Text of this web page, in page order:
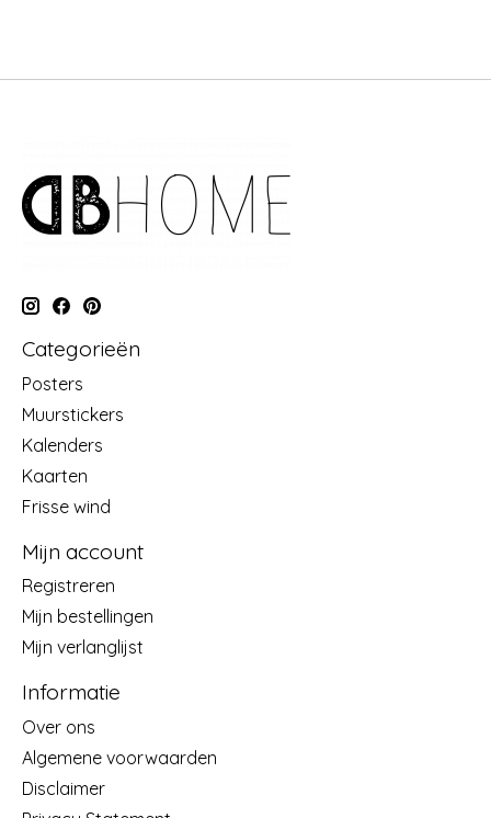
Categorieën
Posters
Muurstickers
Kalenders
Kaarten
Frisse wind
Mijn account
Registreren
Mijn bestellingen
Mijn verlanglijst
Informatie
Over ons
Algemene voorwaarden
Disclaimer